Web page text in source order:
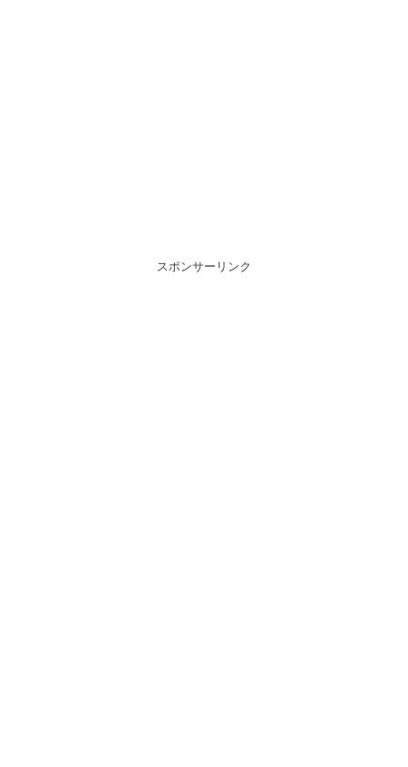
スポンサーリンク